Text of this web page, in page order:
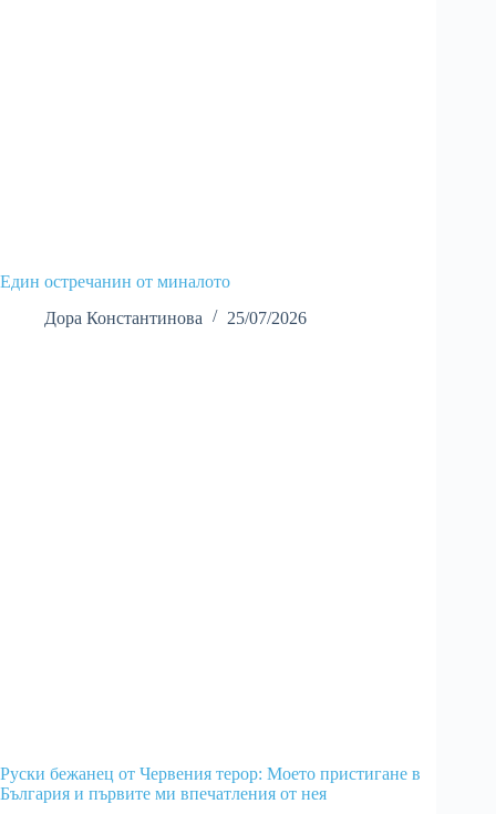
Един остречанин от миналото
Дора Константинова
25/07/2026
Руски бежанец от Червения терор: Моето пристигане в
България и първите ми впечатления от нея